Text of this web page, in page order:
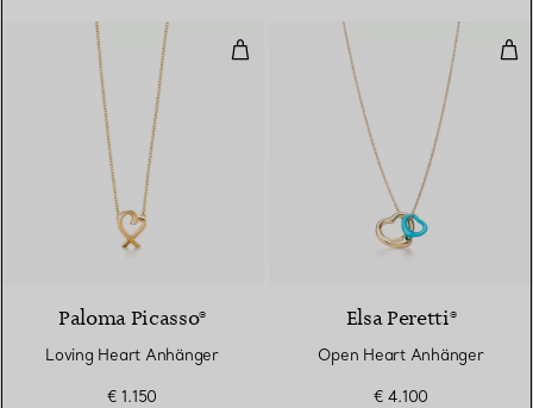
Loving Heart Anhänger
Paloma Picasso®
Loving Heart Anhänger
€ 1.150
Elsa Peretti®
Open Heart Anhänger
€ 4.100